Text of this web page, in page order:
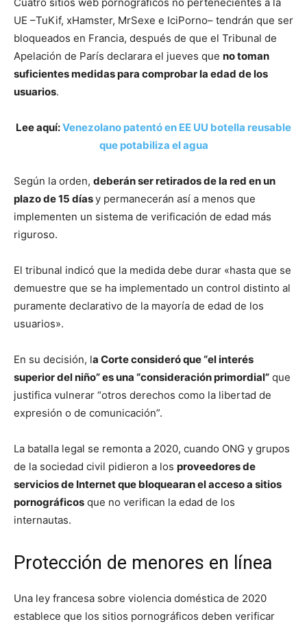
UE –TuKif, xHamster, MrSexe e IciPorno– tendrán que ser
bloqueados en Francia, después de que el Tribunal de
Apelación de París declarara el jueves que no toman
suficientes medidas para comprobar la edad de los
usuarios.
Lee aquí:Venezolano patentó en EE UU botella reusable
que potabiliza el agua
Según la orden, deberán ser retirados de la red en un
plazo de 15 díasy permanecerán así a menos que
implementen un sistema de verificación de edad más
riguroso.
El tribunal indicó que la medida debe durar «hasta que se
demuestre que se ha implementado un control distinto al
puramente declarativo de la mayoría de edad de los
usuarios».
En su decisión, la Corte consideró que “el interés
superior del niño” es una “consideración primordial” que
justifica vulnerar “otros derechos como la libertad de
expresión o de comunicación”.
La batalla legal se remonta a 2020, cuando ONG y grupos
de la sociedad civil pidieron a los proveedores de
servicios de Internet que bloquearan el acceso a sitios
pornográficos que no verifican la edad de los
internautas.
Protección de menores en línea
Una ley francesa sobre violencia doméstica de 2020
establece que los sitios pornográficos deben verificar